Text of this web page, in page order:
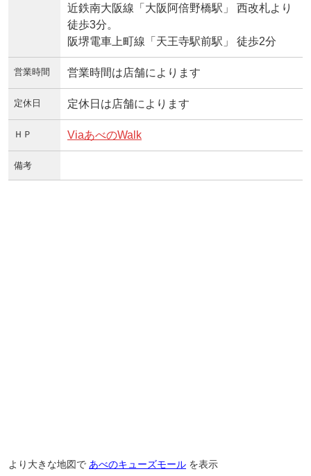
近鉄南大阪線「大阪阿倍野橋駅」 西改札より
徒歩3分。
阪堺電車上町線「天王寺駅前駅」 徒歩2分
営業時間 営業時間は店舗によります
定休日 定休日は店舗によります
ＨＰ ViaあべのWalk
備考
より大きな地図で あべのキューズモール を表示